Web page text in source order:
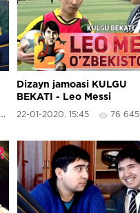
Dizayn jamoasi KULGU
BEKATI - Leo Messi
O&#39;zbekistonda
22-01-2020, 15:45 76 645